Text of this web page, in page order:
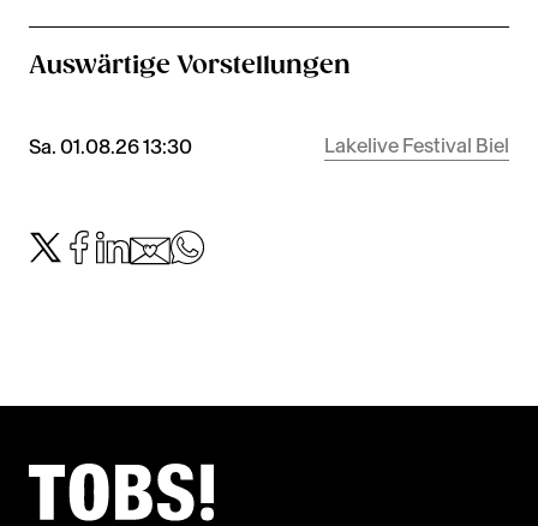
Auswärtige Vorstellungen
Sa. 01.08.26 13:30 Lakelive Festival Biel